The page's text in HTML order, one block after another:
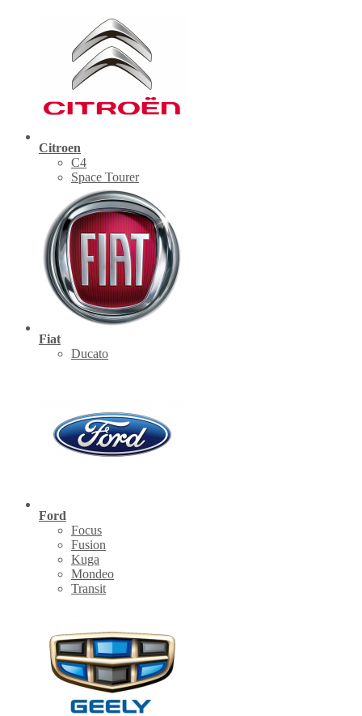
Citroen
C4
Space Tourer
Fiat
Ducato
Ford
Focus
Fusion
Kuga
Mondeo
Transit